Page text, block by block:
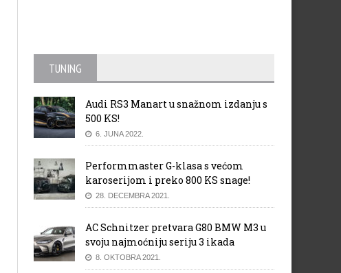
TUNING
Audi RS3 Manart u snažnom izdanju s
500 KS!
6. JUNA 2022.
Performmaster G-klasa s većom
karoserijom i preko 800 KS snage!
28. DECEMBRA 2021.
AC Schnitzer pretvara G80 BMW M3 u
svoju najmoćniju seriju 3 ikada
8. OKTOBRA 2021.